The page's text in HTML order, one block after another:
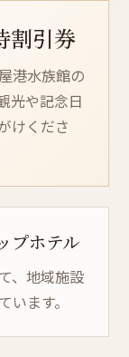
割引券
港水族館の
光や記念日
けくださ
プホテル
、地域施設
ます。